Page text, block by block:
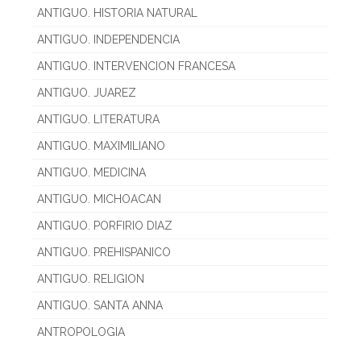
ANTIGUO. HISTORIA NATURAL
ANTIGUO. INDEPENDENCIA
ANTIGUO. INTERVENCION FRANCESA
ANTIGUO. JUAREZ
ANTIGUO. LITERATURA
ANTIGUO. MAXIMILIANO
ANTIGUO. MEDICINA
ANTIGUO. MICHOACAN
ANTIGUO. PORFIRIO DIAZ
ANTIGUO. PREHISPANICO
ANTIGUO. RELIGION
ANTIGUO. SANTA ANNA
ANTROPOLOGIA